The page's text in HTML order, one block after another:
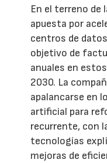
En el terreno de
apuesta por
centros de
objetivo de
anuales en
2030. La
apalancarse en
artificial para
recurrente, con
tecnologías
mejoras de